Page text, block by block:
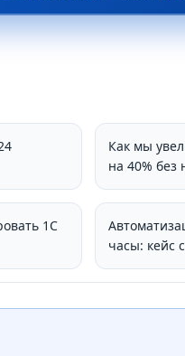
Как мы
на 40% без
1С
часы: кейс